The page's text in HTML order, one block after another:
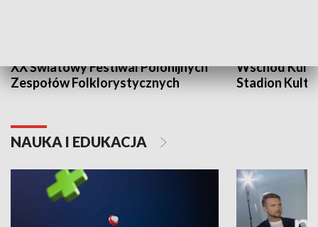
XX Światowy Festiwal Polonijnych
Zespołów Folklorystycznych
Wschód
Stadion
NAUKA I EDUKACJA